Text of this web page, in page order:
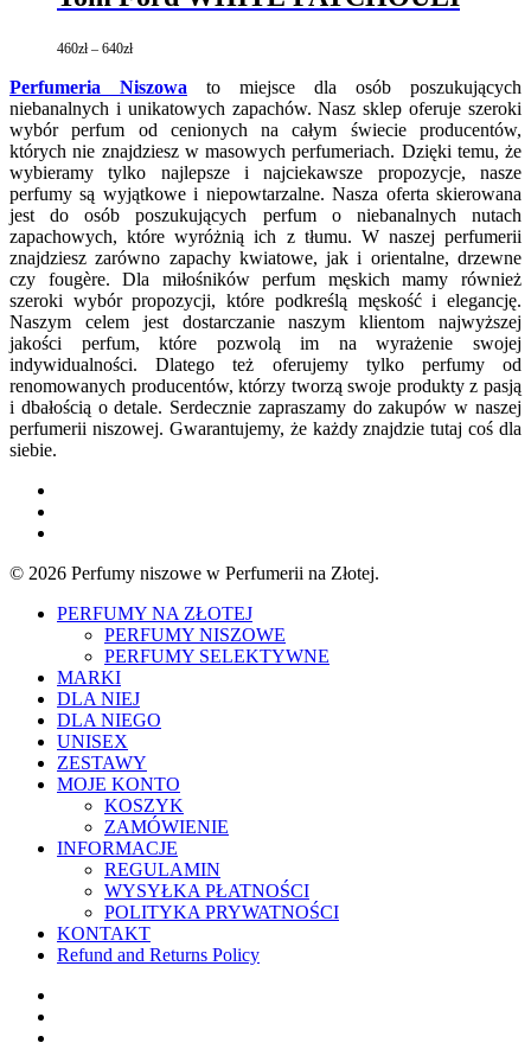
wiele
wybrać
na
stronie
produktu
460zł– 640zł
Perfumeria Niszowa to miejsce dla osób poszukujących
niebanalnych i unikatowych zapachów. Nasz sklep oferuje szeroki
wybór perfum od cenionych na całym świecie producentów,
których nie znajdziesz w masowych perfumeriach. Dzięki temu, że
wybieramy tylko najlepsze i najciekawsze propozycje, nasze
perfumy są wyjątkowe i niepowtarzalne. Nasza oferta skierowana
jest do osób poszukujących perfum o niebanalnych nutach
zapachowych, które wyróżnią ich z tłumu. W naszej perfumerii
znajdziesz zarówno zapachy kwiatowe, jak i orientalne, drzewne
czy fougère. Dla miłośników perfum męskich mamy również
szeroki wybór propozycji, które podkreślą męskość i elegancję.
Naszym celem jest dostarczanie naszym klientom najwyższej
jakości perfum, które pozwolą im na wyrażenie swojej
indywidualności. Dlatego też oferujemy tylko perfumy od
renomowanych producentów, którzy tworzą swoje produkty z pasją
i dbałością o detale. Serdecznie zapraszamy do zakupów w naszej
perfumerii niszowej. Gwarantujemy, że każdy znajdzie tutaj coś dla
siebie.
© 2026 Perfumy niszowe w Perfumerii na Złotej.
Close
PERFUMY NA ZŁOTEJ
PERFUMY NISZOWE
PERFUMY SELEKTYWNE
MARKI
DLA NIEJ
DLA NIEGO
UNISEX
ZESTAWY
MOJE KONTO
KOSZYK
ZAMÓWIENIE
INFORMACJE
REGULAMIN
WYSYŁKA PŁATNOŚCI
POLITYKA PRYWATNOŚCI
KONTAKT
Refund and Returns Policy